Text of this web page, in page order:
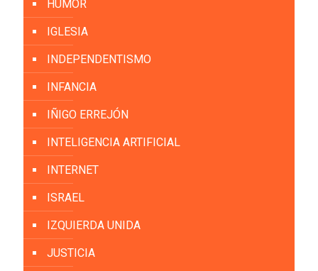
HUMOR
IGLESIA
INDEPENDENTISMO
INFANCIA
IÑIGO ERREJÓN
INTELIGENCIA ARTIFICIAL
INTERNET
ISRAEL
IZQUIERDA UNIDA
JUSTICIA